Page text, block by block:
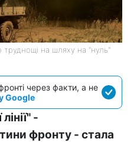
труднощі на шляху на "нуль"
через факти, а не
Google
-
фронту - стала